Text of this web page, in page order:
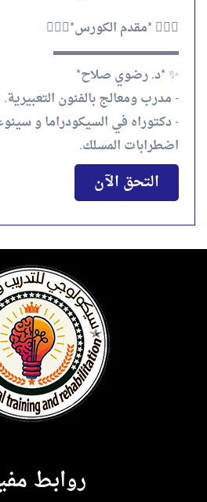
💁🏻‍♀️ *مقدم الكورس*💁🏻‍♀️
▬▬▬▬▬▬▬▬▬▬
✨ *د. رضوي صلاح*
- مدرب ومعالج بالفنون التعبيرية.
- دكتوراه في السيكودراما و
اضطرابات المسلك.
التحق الآن
روابط